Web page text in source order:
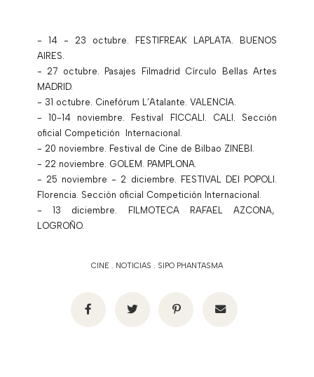
- 14 - 23 octubre. FESTIFREAK LAPLATA. BUENOS
AIRES.
- 27 octubre. Pasajes Filmadrid Círculo Bellas Artes
MADRID.
- 31 octubre. Cinefórum L’Atalante. VALENCIA.
- 10-14 noviembre. Festival FICCALI. CALI. Sección
oficial Competición Internacional.
- 20 noviembre. Festival de Cine de Bilbao ZINEBI.
- 22 noviembre. GOLEM. PAMPLONA.
- 25 noviembre - 2 diciembre. FESTIVAL DEI POPOLI.
Florencia. Sección oficial Competición Internacional.
- 13 diciembre. FILMOTECA RAFAEL AZCONA,
LOGROÑO.
CINE . NOTICIAS . SIPO PHANTASMA